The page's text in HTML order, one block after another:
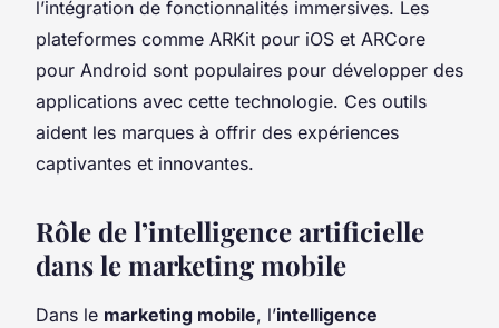
l’intégration de fonctionnalités immersives. Les
plateformes comme ARKit pour iOS et ARCore
pour Android sont populaires pour développer des
applications avec cette technologie. Ces outils
aident les marques à offrir des expériences
captivantes et innovantes.
Rôle de l’intelligence artificielle
dans le marketing mobile
Dans le marketing mobile, l’intelligence